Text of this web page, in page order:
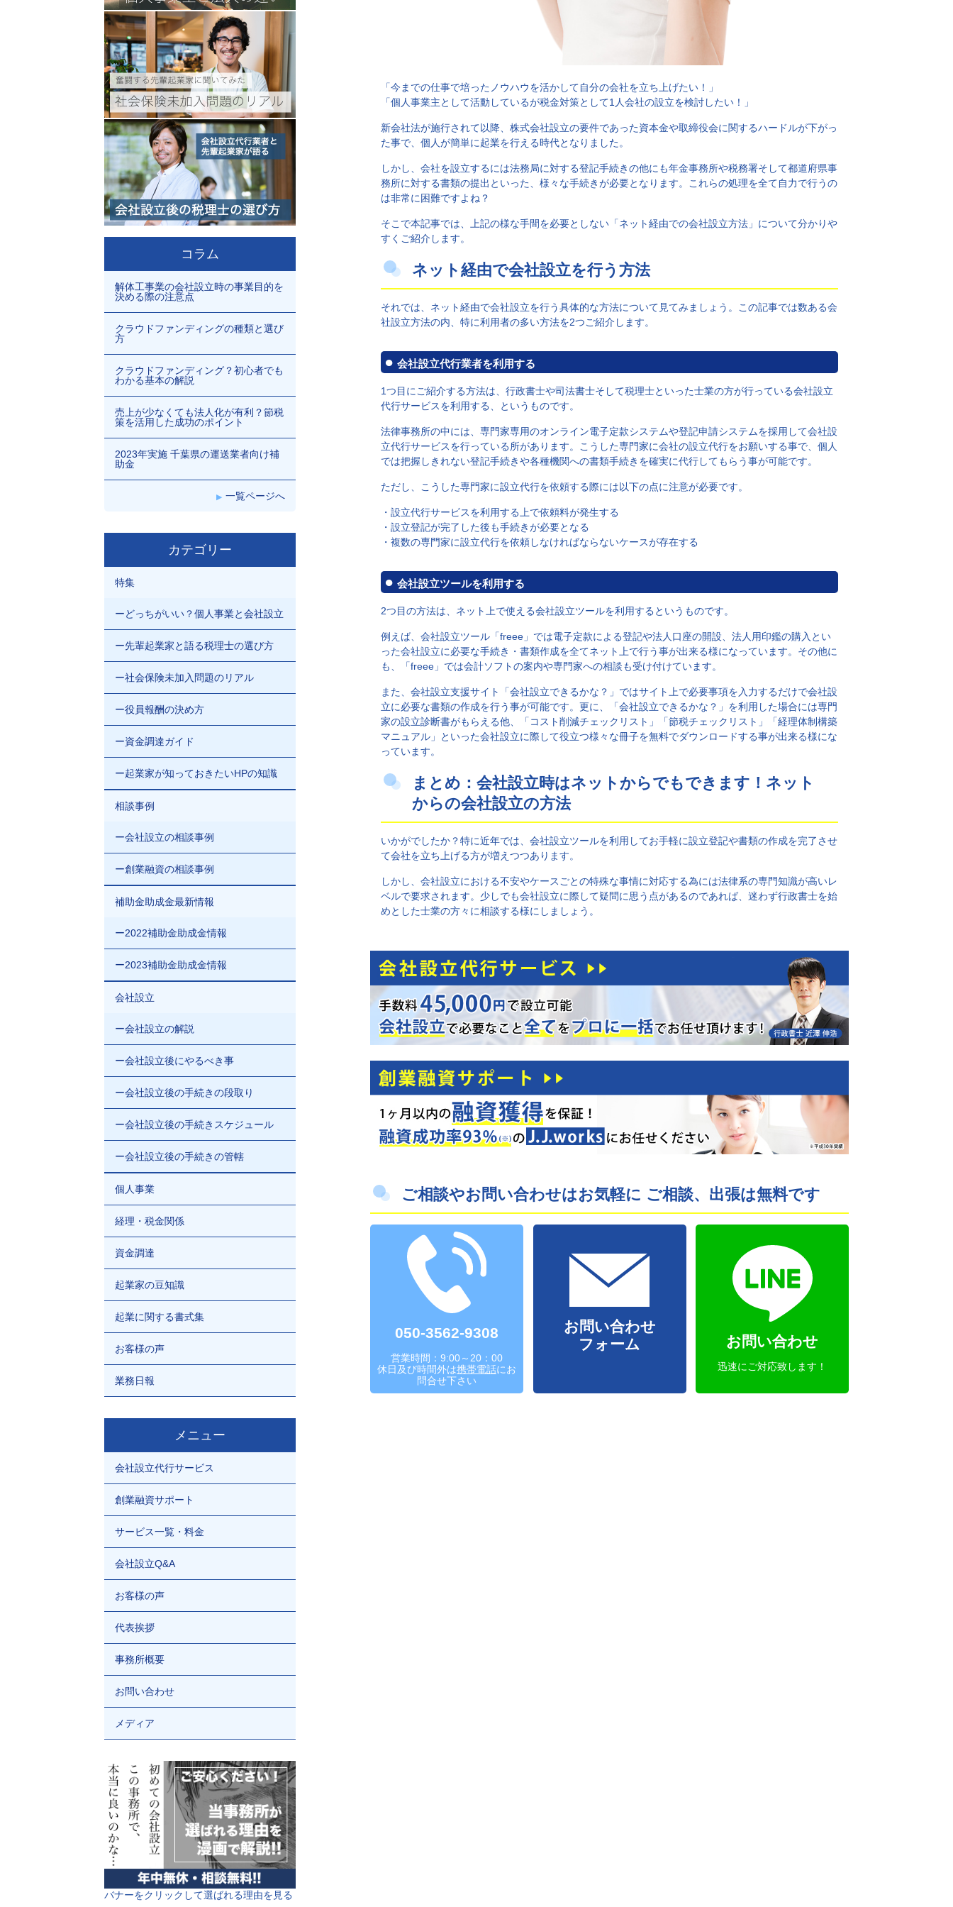
「今までの仕事で培ったノウハウを活かして自分の会社を立ち上げたい！」
「個人事業主として活動しているが税金対策として1人会社の設立を検討したい！」
新会社法が施行されて以降、株式会社設立の要件であった資本金や取締役会に関するハードルが下がっ
た事で、個人が簡単に起業を行える時代となりました。
しかし、会社を設立するには法務局に対する登記手続きの他にも年金事務所や税務署そして都道府県事
務所に対する書類の提出といった、様々な手続きが必要となります。これらの処理を全て自力で行うの
は非常に困難ですよね？
そこで本記事では、上記の様な手間を必要としない「ネット経由での会社設立方法」について分かりや
すくご紹介します。
ネット経由で会社設立を行う方法
それでは、ネット経由で会社設立を行う具体的な方法について見てみましょう。この記事では数ある会
社設立方法の内、特に利用者の多い方法を2つご紹介します。
会社設立代行業者を利用する
1つ目にご紹介する方法は、行政書士や司法書士そして税理士といった士業の方が行っている会社設立
代行サービスを利用する、というものです。
法律事務所の中には、専門家専用のオンライン電子定款システムや登記申請システムを採用して会社設
立代行サービスを行っている所があります。こうした専門家に会社の設立代行をお願いする事で、個人
では把握しきれない登記手続きや各種機関への書類手続きを確実に代行してもらう事が可能です。
ただし、こうした専門家に設立代行を依頼する際には以下の点に注意が必要です。
・設立代行サービスを利用する上で依頼料が発生する
・設立登記が完了した後も手続きが必要となる
・複数の専門家に設立代行を依頼しなければならないケースが存在する
会社設立ツールを利用する
2つ目の方法は、ネット上で使える会社設立ツールを利用するというものです。
例えば、会社設立ツール「freee」では電子定款による登記や法人口座の開設、法人用印鑑の購入とい
った会社設立に必要な手続き・書類作成を全てネット上で行う事が出来る様になっています。その他に
も、「freee」では会計ソフトの案内や専門家への相談も受け付けています。
また、会社設立支援サイト「会社設立できるかな？」ではサイト上で必要事項を入力するだけで会社設
立に必要な書類の作成を行う事が可能です。更に、「会社設立できるかな？」を利用した場合には専門
家の設立診断書がもらえる他、「コスト削減チェックリスト」「節税チェックリスト」「経理体制構築
マニュアル」といった会社設立に際して役立つ様々な冊子を無料でダウンロードする事が出来る様にな
っています。
まとめ：会社設立時はネットからでもできます！ネット
からの会社設立の方法
いかがでしたか？特に近年では、会社設立ツールを利用してお手軽に設立登記や書類の作成を完了させ
て会社を立ち上げる方が増えつつあります。
しかし、会社設立における不安やケースごとの特殊な事情に対応する為には法律系の専門知識が高いレ
ベルで要求されます。少しでも会社設立に際して疑問に思う点があるのであれば、迷わず行政書士を始
めとした士業の方々に相談する様にしましょう。
ご相談やお問い合わせはお気軽に ご相談、出張は無料です
050-3562-9308
営業時間：9:00～20：00
休日及び時間外は携帯電話にお
問合せ下さい
お問い合わせ
フォーム
お問い合わせ
迅速にご対応致します！
コラム
解体工事業の会社設立時の事業目的を
決める際の注意点
クラウドファンディングの種類と選び
方
クラウドファンディング？初心者でも
わかる基本の解説
売上が少なくても法人化が有利？節税
策を活用した成功のポイント
2023年実施 千葉県の運送業者向け補
助金
一覧ページへ
カテゴリー
特集
ーどっちがいい？個人事業と会社設立
ー先輩起業家と語る税理士の選び方
ー社会保険未加入問題のリアル
ー役員報酬の決め方
ー資金調達ガイド
ー起業家が知っておきたいHPの知識
相談事例
ー会社設立の相談事例
ー創業融資の相談事例
補助金助成金最新情報
ー2022補助金助成金情報
ー2023補助金助成金情報
会社設立
ー会社設立の解説
ー会社設立後にやるべき事
ー会社設立後の手続きの段取り
ー会社設立後の手続きスケジュール
ー会社設立後の手続きの管轄
個人事業
経理・税金関係
資金調達
起業家の豆知識
起業に関する書式集
お客様の声
業務日報
メニュー
会社設立代行サービス
創業融資サポート
サービス一覧・料金
会社設立Q&A
お客様の声
代表挨拶
事務所概要
お問い合わせ
メディア
バナーをクリックして選ばれる理由を見る